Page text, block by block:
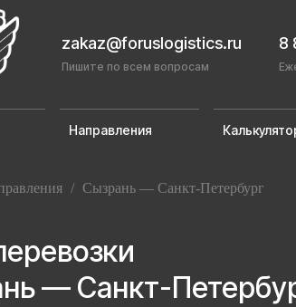
zakaz@foruslogistics.ru
Пишите по всем вопросам
8
Направления
/ Сызрань — Санкт-Петербург
— Санкт-